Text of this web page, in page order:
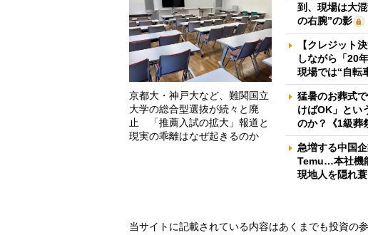
京都大・神戸大など、難関国立
大学の総合型選抜が続々と廃
止 「推薦入試の拡大」報道と
現実の乖離はなぜ起きるのか
到、現場は大
の右腕”の影
【クレジット
しながら「20
現場では“自転
猛暑のお葬式
けばOK」とい
のか？《1級葬
急増する中国
Temu…本社機
現地人を隠れ
当サイトに記載されている内容はあくまでも投資の